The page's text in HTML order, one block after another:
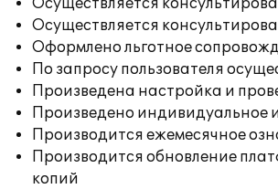
Осуществляется
Осуществляется
Оформлено льготное
По запросу пользователя
Произведена настройка и
Произведено индивидуальное
Производится ежемесячное
Производится обновление
копий